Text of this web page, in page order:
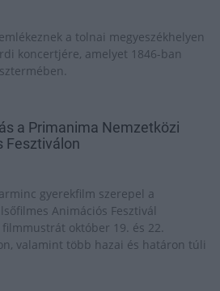
a tolnai megyeszékhelyen
koncertjére, amelyet 1846-ban
a Primanima Nemzetközi
Fesztiválon
gyerekfilm szerepel a
Animációs Fesztivál
október 19. és 22.
valamint több hazai és határon túli